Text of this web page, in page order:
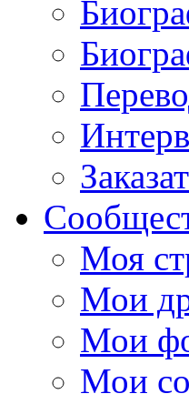
Моя
Мои
Мои
Мои